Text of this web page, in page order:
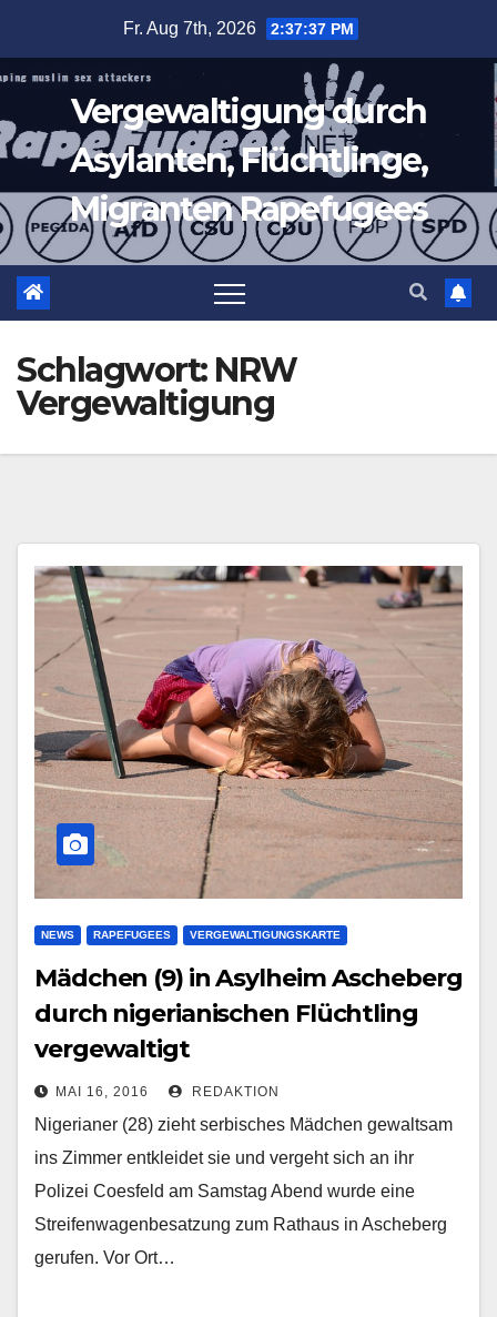
springen
Fr. Aug 7th, 2026 2:37:38 PM
Vergewaltigung durch
Asylanten, Flüchtlinge,
Migranten Rapefugees
Schlagwort: NRW
Vergewaltigung
NEWS RAPEFUGEES VERGEWALTIGUNGSKARTE
Mädchen (9) in Asylheim Ascheberg
durch nigerianischen Flüchtling
vergewaltigt
MAI 16, 2016 REDAKTION
Nigerianer (28) zieht serbisches Mädchen gewaltsam
ins Zimmer entkleidet sie und vergeht sich an ihr
Polizei Coesfeld am Samstag Abend wurde eine
Streifenwagenbesatzung zum Rathaus in Ascheberg
gerufen. Vor Ort…